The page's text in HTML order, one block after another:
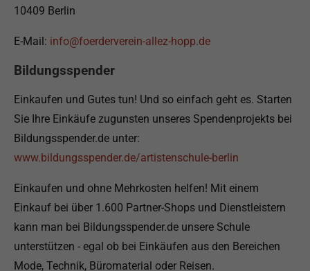
10409 Berlin
E-Mail: info@foerderverein-allez-hopp.de
Bildungsspender
Einkaufen und Gutes tun! Und so einfach geht es. Starten
Sie Ihre Einkäufe zugunsten unseres Spendenprojekts bei
Bildungsspender.de unter:
www.bildungsspender.de/artistenschule-berlin
Einkaufen und ohne Mehrkosten helfen! Mit einem
Einkauf bei über 1.600 Partner-Shops und Dienstleistern
kann man bei Bildungsspender.de unsere Schule
unterstützen - egal ob bei Einkäufen aus den Bereichen
Mode, Technik, Büromaterial oder Reisen.